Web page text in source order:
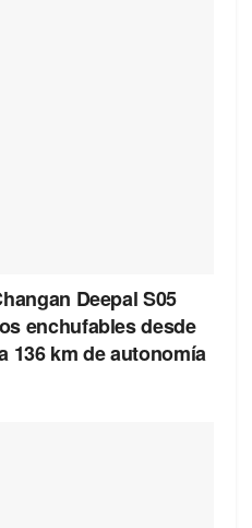
Deepal S05
enchufables desde
136 km de autonomía